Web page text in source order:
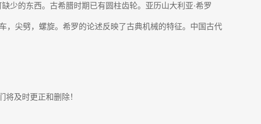
少的东西。古希腊时期已有圆柱齿轮。亚历山大利亚·希罗
，尖劈，螺旋。希罗的论述反映了古典机械的特征。中国古代
及时更正和删除！